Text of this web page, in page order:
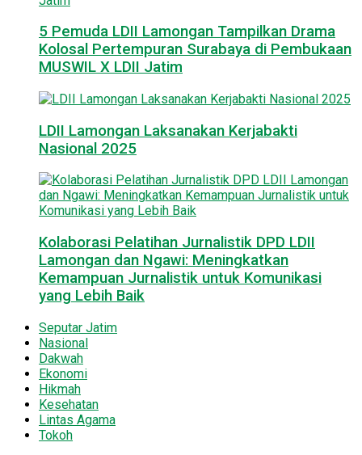
5 Pemuda LDII Lamongan Tampilkan Drama
Kolosal Pertempuran Surabaya di Pembukaan
MUSWIL X LDII Jatim
LDII Lamongan Laksanakan Kerjabakti
Nasional 2025
Kolaborasi Pelatihan Jurnalistik DPD LDII
Lamongan dan Ngawi: Meningkatkan
Kemampuan Jurnalistik untuk Komunikasi
yang Lebih Baik
Seputar Jatim
Nasional
Dakwah
Ekonomi
Hikmah
Kesehatan
Lintas Agama
Tokoh